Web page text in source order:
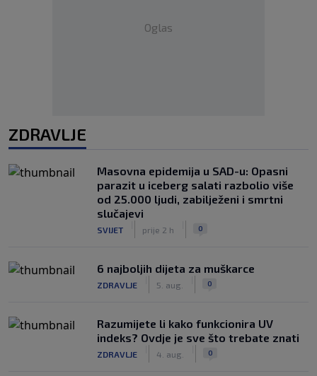
Oglas
ZDRAVLJE
Masovna epidemija u SAD-u: Opasni
parazit u iceberg salati razbolio više
od 25.000 ljudi, zabilježeni i smrtni
slučajevi
SVIJET prije 2 h 0
6 najboljih dijeta za muškarce
ZDRAVLJE 5. aug. 0
Razumijete li kako funkcionira UV
indeks? Ovdje je sve što trebate znati
ZDRAVLJE 4. aug. 0